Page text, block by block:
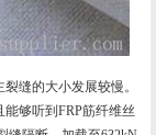
缝的大小发展较慢。
够听到FRP筋纤维丝